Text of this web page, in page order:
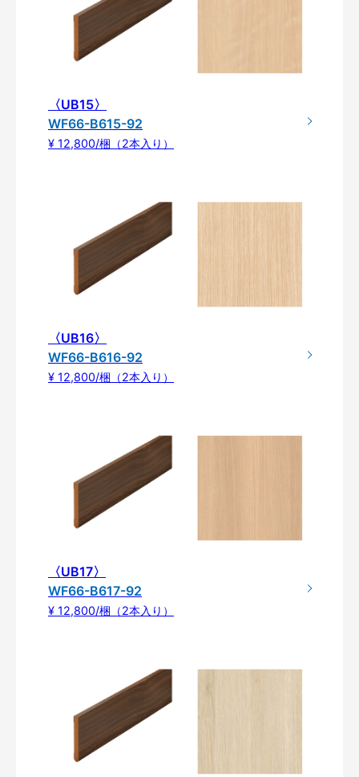
〈UB15〉
WF66-B615-92
¥ 12,800/梱（2本入り）
〈UB16〉
WF66-B616-92
¥ 12,800/梱（2本入り）
〈UB17〉
WF66-B617-92
¥ 12,800/梱（2本入り）